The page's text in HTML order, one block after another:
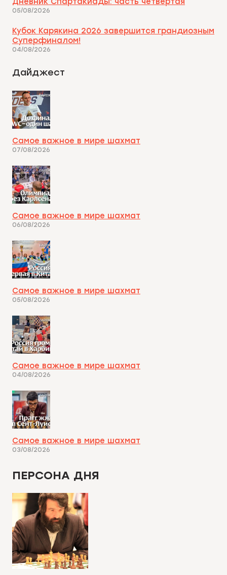
05/08/2026
Кубок Карякина 2026 завершится грандиозным
Суперфиналом!
04/08/2026
Дайджест
Самое важное в мире шахмат
07/08/2026
Самое важное в мире шахмат
06/08/2026
Самое важное в мире шахмат
05/08/2026
Самое важное в мире шахмат
04/08/2026
Самое важное в мире шахмат
03/08/2026
ПЕРСОНА ДНЯ